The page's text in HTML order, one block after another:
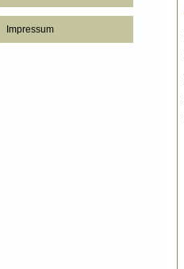
Impressum